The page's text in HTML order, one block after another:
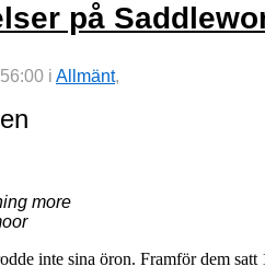
på
i Allmänt,
more
inte sina öron. Framför dem